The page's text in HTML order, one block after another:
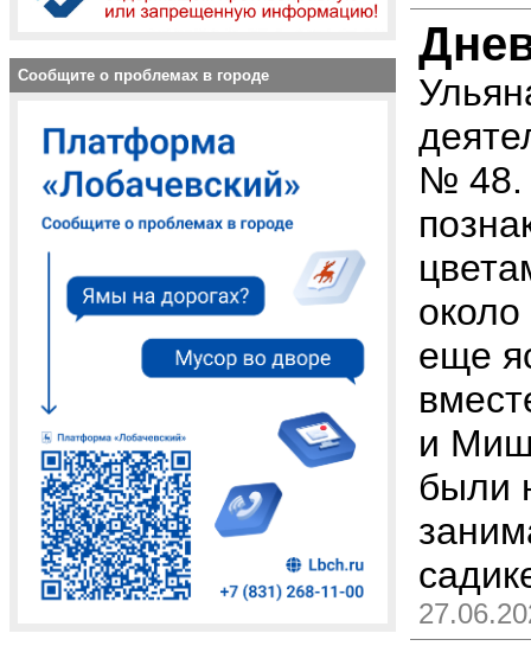
Сообщите о проблемах в городе
№ 48.
еще
и
были